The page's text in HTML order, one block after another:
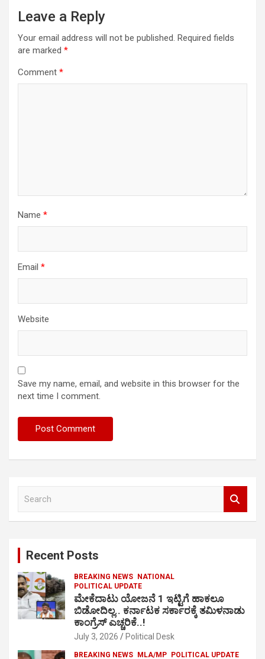
Leave a Reply
Your email address will not be published. Required fields
are marked *
Comment *
Name *
Email *
Website
Save my name, email, and website in this browser for the
next time I comment.
Recent Posts
BREAKING NEWS
NATIONAL
POLITICAL UPDATE
ಮೇಕೆದಾಟು ಯೋಜನೆ 1 ಇಟ್ಟಿಗೆ ಹಾಕಲೂ
ಬಿಡೋದಿಲ್ಲ.. ಕರ್ನಾಟಕ ಸರ್ಕಾರಕ್ಕೆ ತಮಿಳನಾಡು
ಕಾಂಗ್ರೆಸ್ ಎಚ್ಚರಿಕೆ..!
July 3, 2026 Political Desk
BREAKING NEWS MLA/MP POLITICAL UPDATE